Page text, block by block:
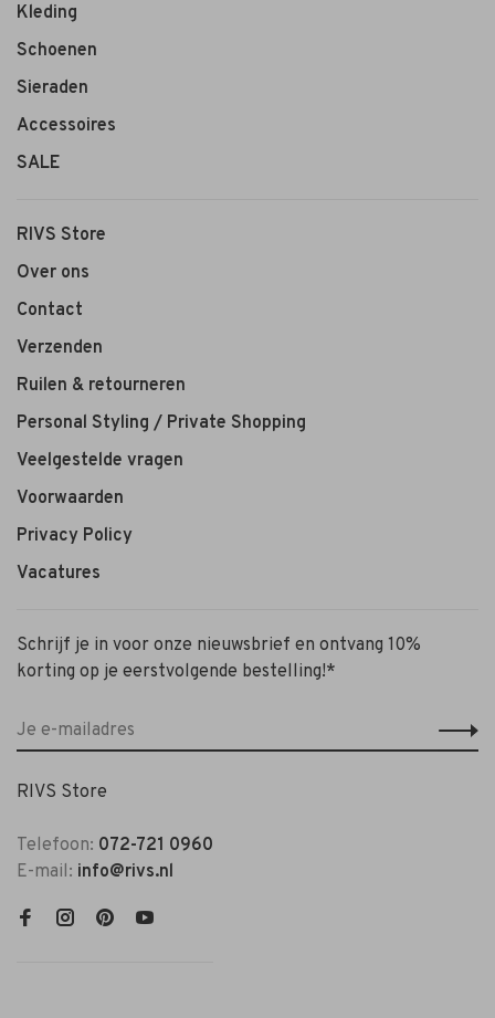
Kleding
Schoenen
Sieraden
Accessoires
SALE
RIVS Store
Over ons
Contact
Verzenden
Ruilen & retourneren
Personal Styling / Private Shopping
Veelgestelde vragen
Voorwaarden
Privacy Policy
Vacatures
Schrijf je in voor onze nieuwsbrief en ontvang 10%
korting op je eerstvolgende bestelling!*
RIVS Store
Telefoon: 072-721 0960
E-mail: info@rivs.nl